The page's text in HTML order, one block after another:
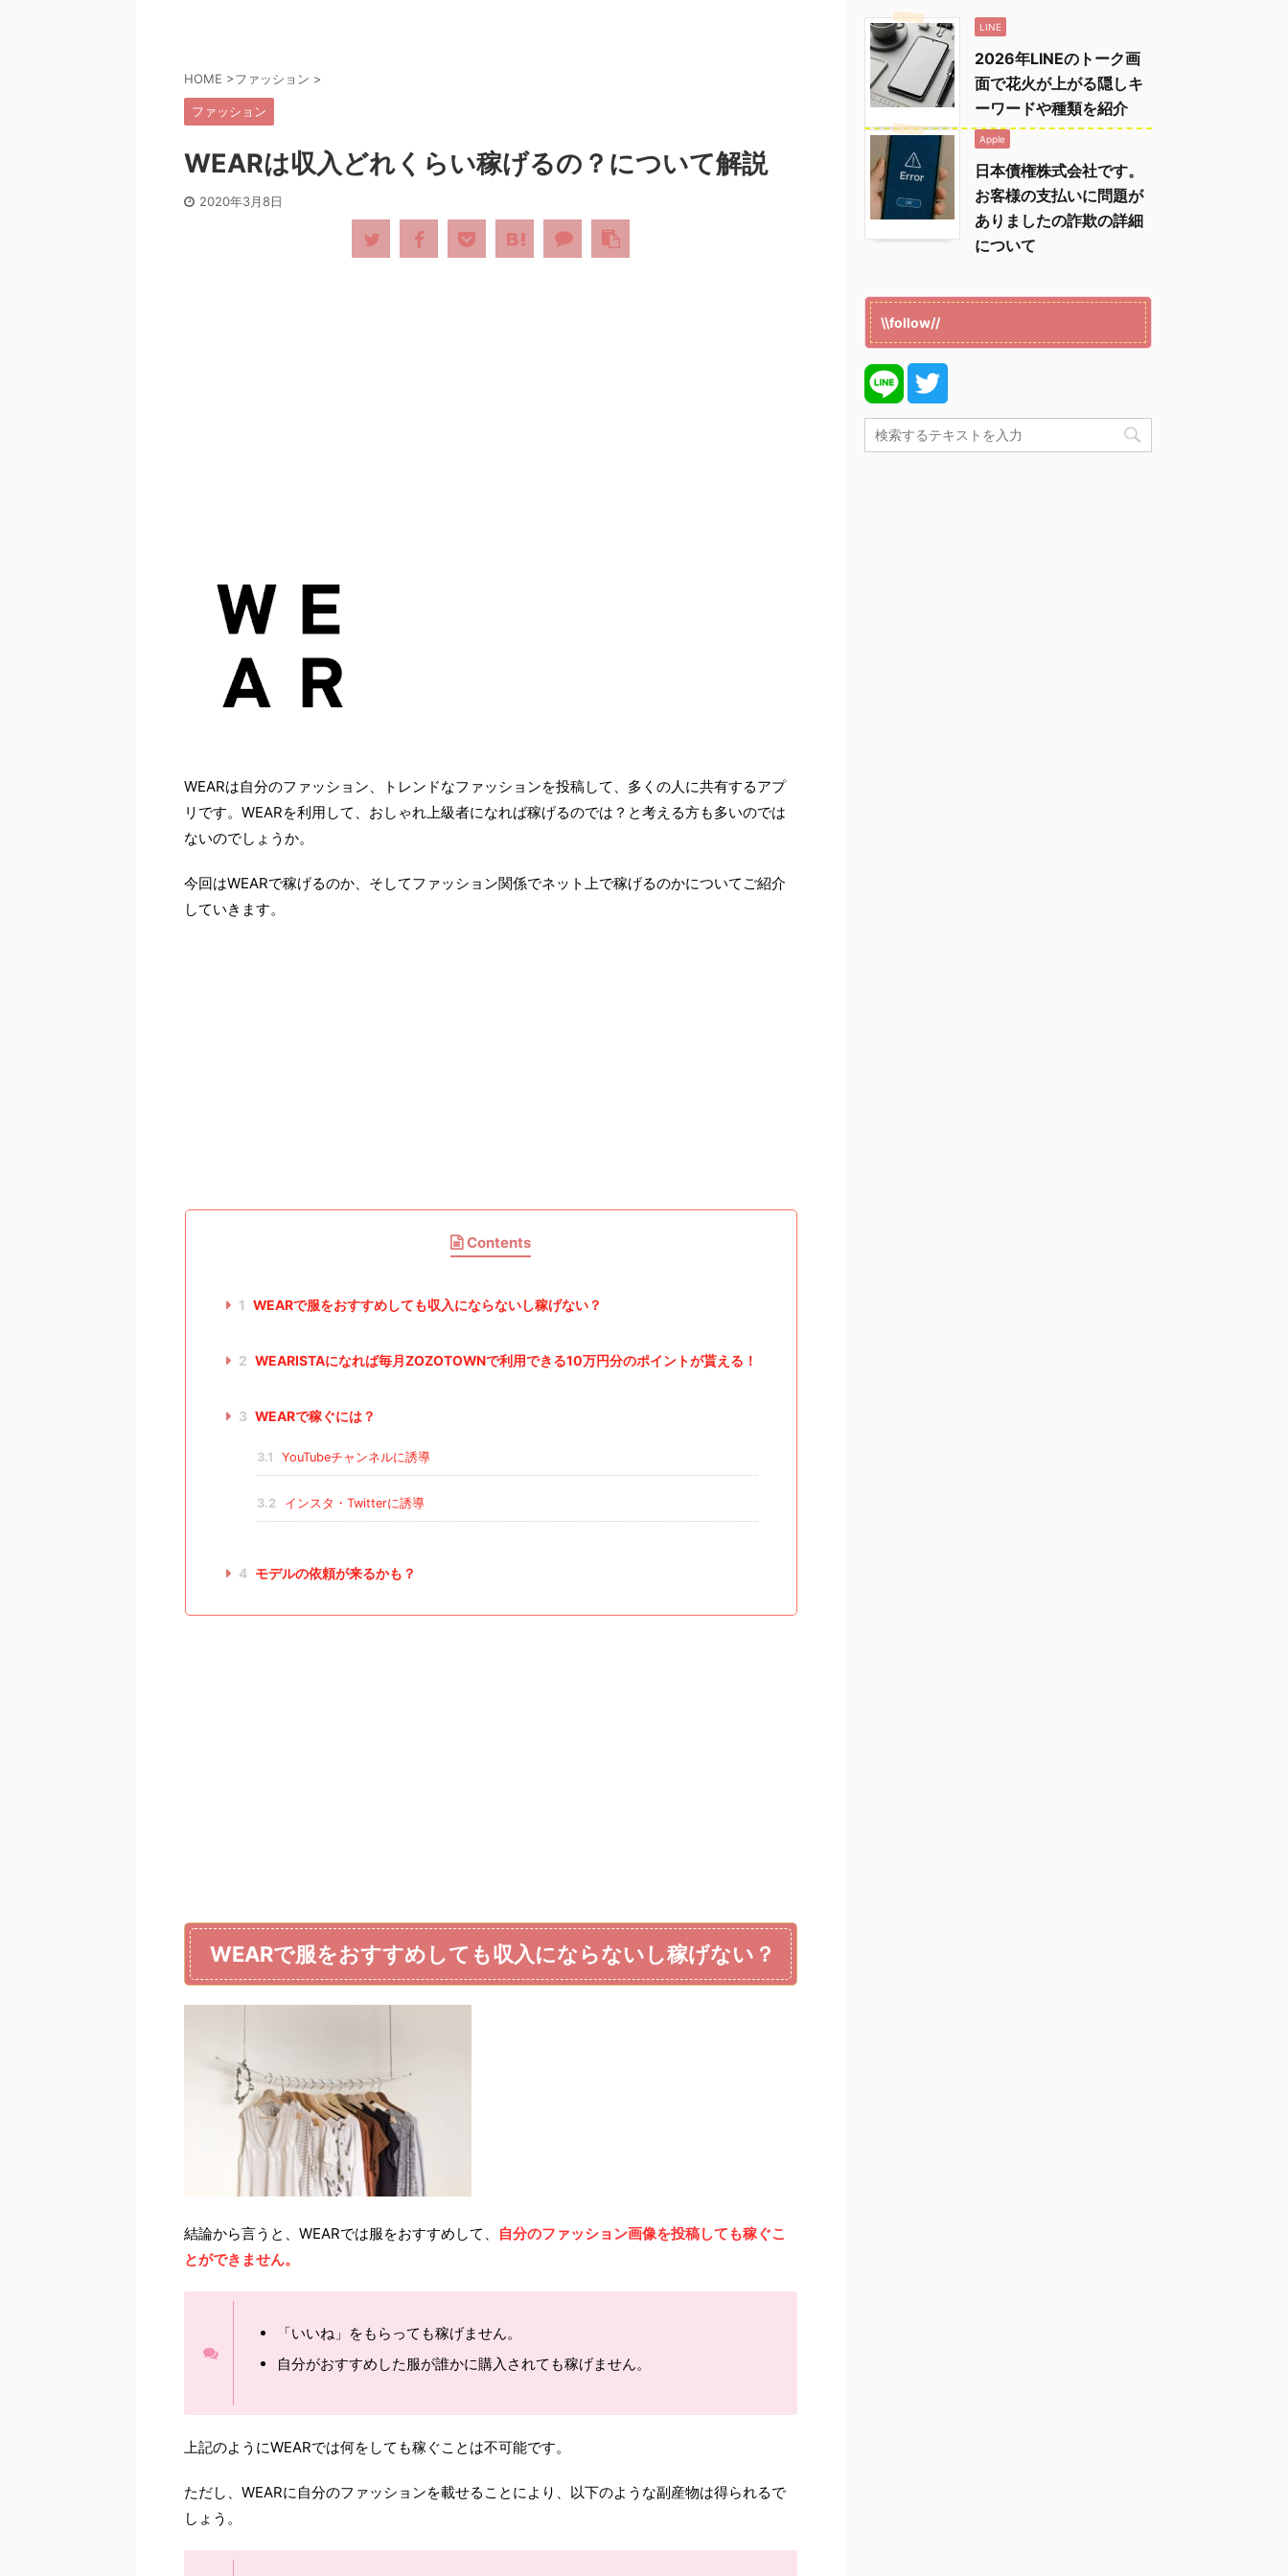
HOME >ファッション >
ファッション
WEARは収入どれくらい稼げるの？について解説
2020年3月8日
WEARは自分のファッション、トレンドなファッションを投稿して、多くの人に共有するアプ
リです。WEARを利用して、おしゃれ上級者になれば稼げるのでは？と考える方も多いのでは
ないのでしょうか。
今回はWEARで稼げるのか、そしてファッション関係でネット上で稼げるのかについてご紹介
していきます。
Contents
1 WEARで服をおすすめしても収入にならないし稼げない？
2 WEARISTAになれば毎月ZOZOTOWNで利用できる10万円分のポイントが貰える！
3 WEARで稼ぐには？
3.1 YouTubeチャンネルに誘導
3.2 インスタ・Twitterに誘導
4 モデルの依頼が来るかも？
WEARで服をおすすめしても収入にならないし稼げない？
結論から言うと、WEARでは服をおすすめして、
自分のファッション画像を投稿しても稼ぐこ
とができません。
「いいね」をもらっても稼げません。
自分がおすすめした服が誰かに購入されても稼げません。
上記のようにWEARでは何をしても稼ぐことは不可能です。
ただし、WEARに自分のファッションを載せることにより、以下のような副産物は得られるで
しょう。
LINE
2026年LINEのトーク画
面で花火が上がる隠しキ
ーワードや種類を紹介
Apple
日本債権株式会社です。
お客様の支払いに問題が
ありましたの詐欺の詳細
について
\\follow//